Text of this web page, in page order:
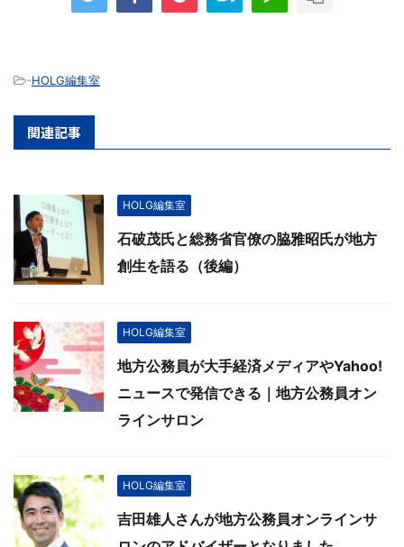
-HOLG編集室
関連記事
HOLG編集室
石破茂氏と総務省官僚の脇雅昭氏が地方
創生を語る（後編）
HOLG編集室
地方公務員が大手経済メディアやYahoo!
ニュースで発信できる｜地方公務員オン
ラインサロン
HOLG編集室
吉田雄人さんが地方公務員オンラインサ